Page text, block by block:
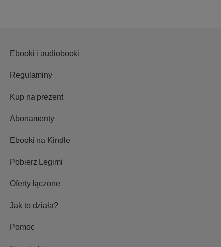
Ebooki i audiobooki
Regulaminy
Kup na prezent
Abonamenty
Ebooki na Kindle
Pobierz Legimi
Oferty łączone
Jak to działa?
Pomoc